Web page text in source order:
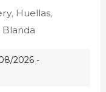
, Huellas,
Blanda
2026 -